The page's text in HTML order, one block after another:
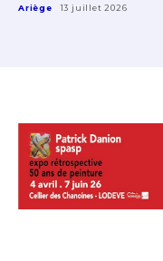
Ariège 13 juillet 2026